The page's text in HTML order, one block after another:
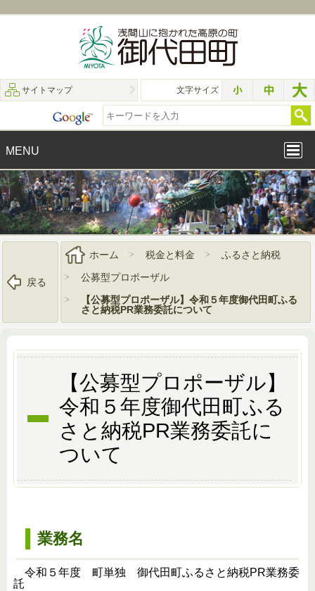
サイトマップ 文字サイズ
MENU
戻る
ホーム 税金と料金
ふるさと納税
公募型プロポーザル
【公募型プロポーザル】令和５年度御代田町ふる
さと納税PR業務委託について
【公募型プロポーザル】
令和５年度御代田町ふる
さと納税PR業務委託に
ついて
業務名
令和５年度 町単独 御代田町ふるさと納税PR業務委
託